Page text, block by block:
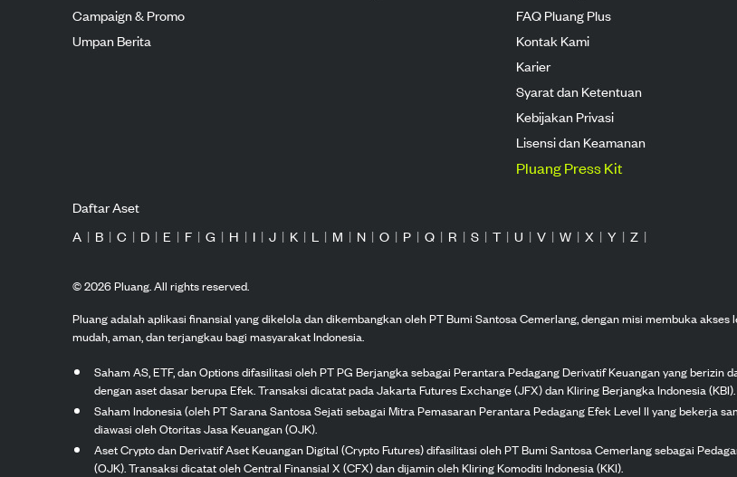
Campaign & Promo
Umpan Berita
FAQ Pluang Plus
Kontak Kami
Karier
Syarat dan Ketentuan
Kebijakan Privasi
Lisensi dan Keamanan
Pluang Press Kit
Daftar Aset
A | B | C | D | E | F | G | H | I | J | K | L | M | N | O | P | Q | R | S | T | U | V | W | X | Y | Z |
©2026Pluang. All rights reserved.
Pluang adalah aplikasi finansial yang dikelola dan dikembangkan oleh PT Bumi Santosa Cemerlang, dengan misi membuka
mudah, aman, dan terjangkau bagi masyarakat Indonesia.
Saham AS, ETF, dan Options difasilitasi oleh PT PG Berjangka sebagai Perantara Pedagang Derivatif Keuangan yang
dengan aset dasar berupa Efek. Transaksi dicatat pada Jakarta Futures Exchange (JFX) dan Kliring Berjangka Indonesia (KBI).
Saham Indonesia (oleh PT Sarana Santosa Sejati sebagai Mitra Pemasaran Perantara Pedagang Efek Level II yang bekerja
diawasi oleh Otoritas Jasa Keuangan (OJK).
Aset Crypto dan Derivatif Aset Keuangan Digital (Crypto Futures) difasilitasi oleh PT Bumi Santosa Cemerlang sebagai
(OJK). Transaksi dicatat oleh Central Finansial X (CFX) dan dijamin oleh Kliring Komoditi Indonesia (KKI).